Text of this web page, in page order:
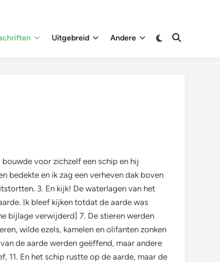
Uitgebreid Andere
Overschakelen
Zoeken
bouwde voor zichzelf een schip en hij
bedekte en ik zag een verheven dak boven
3. En kijk! De waterlagen van het
Ik bleef kijken totdat de aarde was
bijlage verwijderd] 7. De stieren werden
wilde ezels, kamelen en olifanten zonken
de aarde werden geëffend, maar andere
11. En het schip rustte op de aarde, maar de